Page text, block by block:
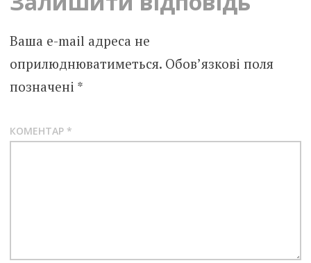
Ваша e-mail адреса не
оприлюднюватиметься. Обов’язкові поля
позначені *
КОМЕНТАР *